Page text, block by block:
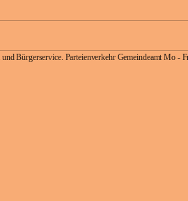
Bürgerservice. Parteienverkehr Gemeindeamt Mo -